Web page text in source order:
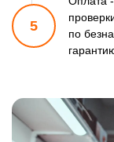
5
по